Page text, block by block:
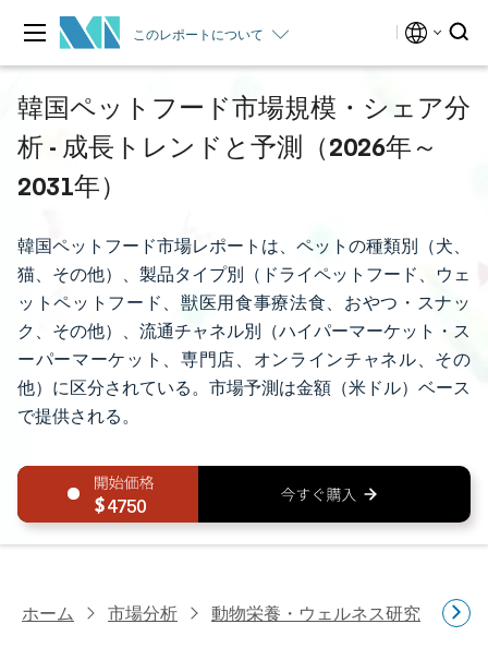
このレポートについて
韓国ペットフード市場規模・シェア分
析 - 成長トレンドと予測（2026年～
2031年）
韓国ペットフード市場レポートは、ペットの種類別（犬、
猫、その他）、製品タイプ別（ドライペットフード、ウェ
ットペットフード、獣医用食事療法食、おやつ・スナッ
ク、その他）、流通チャネル別（ハイパーマーケット・ス
ーパーマーケット、専門店、オンラインチャネル、その
他）に区分されている。市場予測は金額（米ドル）ベース
で提供される。
4750
ホーム 市場分析 動物栄養・ウェルネス研究 ペ